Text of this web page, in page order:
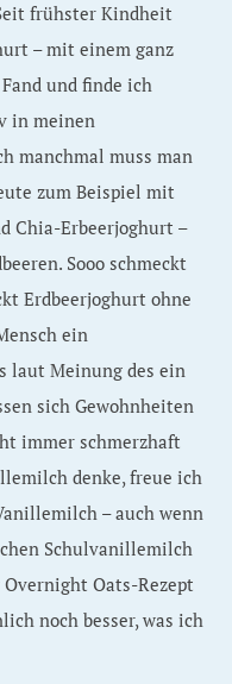
frühster Kindheit
– mit einem ganz
und finde ich
in meinen
manchmal muss man
zum Beispiel mit
Chia-Erbeerjoghurt –
Sooo schmeckt
Erdbeerjoghurt ohne
ein
laut Meinung des ein
sich Gewohnheiten
immer schmerzhaft
denke, freue ich
– auch wenn
Schulvanillemilch
Oats-Rezept
noch besser, was ich